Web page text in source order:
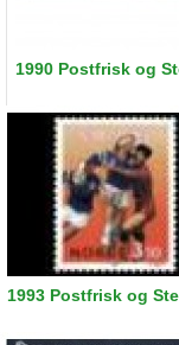
1990 Postfrisk og
1993 Postfrisk og